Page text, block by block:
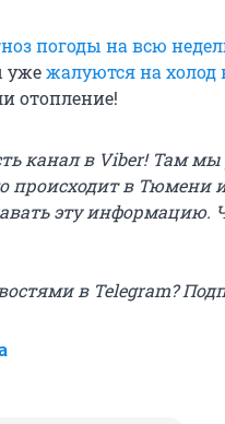
погоды на всю
ужежалуются на холод
отопление!
канал в Viber! Там
происходит в Тюмени
эту информацию.
в Telegram?